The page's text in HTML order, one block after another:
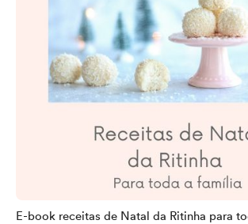
E-book receitas de Natal da Ritinha para